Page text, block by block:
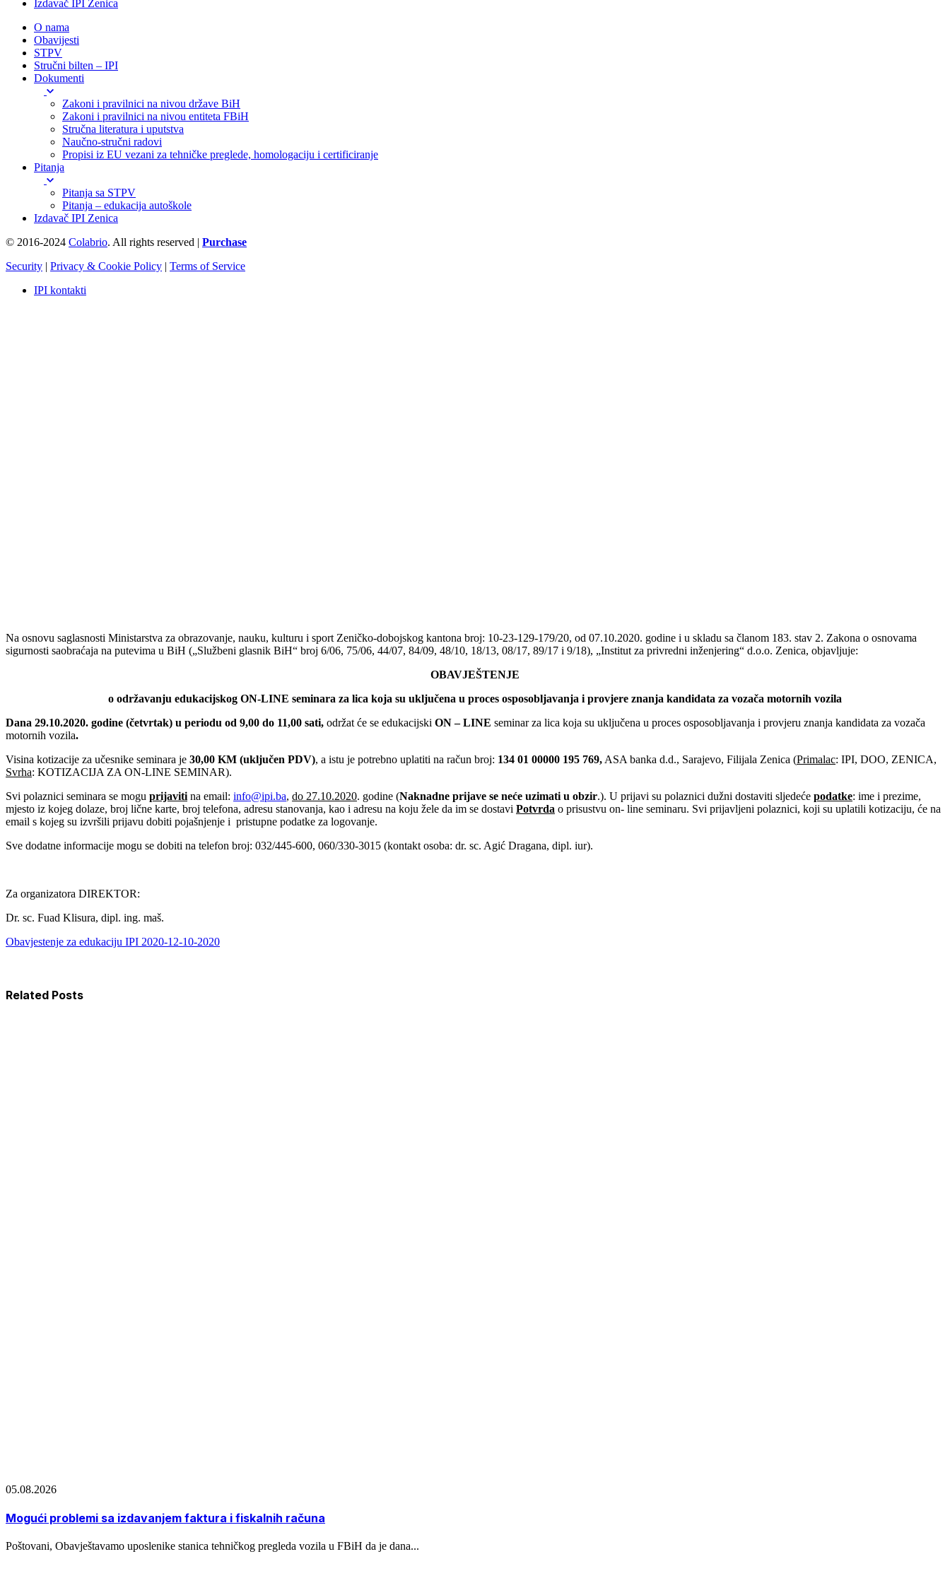
Izdavač IPI Zenica
O nama
Obavijesti
STPV
Stručni bilten – IPI
Dokumenti
Zakoni i pravilnici na nivou države BiH
Zakoni i pravilnici na nivou entiteta FBiH
Stručna literatura i uputstva
Naučno-stručni radovi
Propisi iz EU vezani za tehničke preglede, homologaciju i certificiranje
Pitanja
Pitanja sa STPV
Pitanja – edukacija autoškole
Izdavač IPI Zenica
© 2016-2024 Colabrio. All rights reserved | Purchase
Security | Privacy & Cookie Policy | Terms of Service
IPI kontakti
Na osnovu saglasnosti Ministarstva za obrazovanje, nauku, kulturu i sport Zeničko-dobojskog kantona broj: 10-23-129-179/20, od 07.10.2020. godine i u skladu sa članom 183. stav 2. Zakona o osnovama
sigurnosti saobraćaja na putevima u BiH („Službeni glasnik BiH“ broj 6/06, 75/06, 44/07, 84/09, 48/10, 18/13, 08/17, 89/17 i 9/18), „Institut za privredni inženjering“ d.o.o. Zenica, objavljuje:
OBAVJEŠTENJE
o održavanju edukacijskog ON-LINE seminara za lica koja su uključena u proces osposobljavanja i provjere znanja kandidata za vozača motornih vozila
Dana 29.10.2020. godine (četvrtak) u periodu od 9,00 do 11,00 sati, održat će se edukacijski ON – LINE seminar za lica koja su uključena u proces osposobljavanja i provjeru znanja kandidata za vozača
motornih vozila.
Visina kotizacije za učesnike seminara je 30,00 KM (uključen PDV), a istu je potrebno uplatiti na račun broj: 134 01 00000 195 769, ASA banka d.d., Sarajevo, Filijala Zenica (Primalac: IPI, DOO, ZENICA,
Svrha: KOTIZACIJA ZA ON-LINE SEMINAR).
Svi polaznici seminara se mogu prijaviti na email: info@ipi.ba, do 27.10.2020. godine (Naknadne prijave se neće uzimati u obzir.). U prijavi su polaznici dužni dostaviti sljedeće podatke: ime i prezime,
mjesto iz kojeg dolaze, broj lične karte, broj telefona, adresu stanovanja, kao i adresu na koju žele da im se dostavi Potvrda o prisustvu on- line seminaru. Svi prijavljeni polaznici, koji su uplatili kotizaciju, će na
email s kojeg su izvršili prijavu dobiti pojašnjenje i pristupne podatke za logovanje.
Sve dodatne informacije mogu se dobiti na telefon broj: 032/445-600, 060/330-3015 (kontakt osoba: dr. sc. Agić Dragana, dipl. iur).
Za organizatora DIREKTOR:
Dr. sc. Fuad Klisura, dipl. ing. maš.
Obavjestenje za edukaciju IPI 2020-12-10-2020
Related Posts
05.08.2026
Mogući problemi sa izdavanjem faktura i fiskalnih računa
Poštovani, Obavještavamo uposlenike stanica tehničkog pregleda vozila u FBiH da je dana...